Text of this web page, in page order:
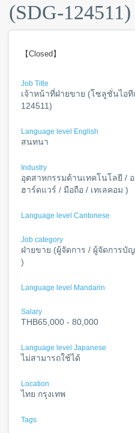
(SDG-124511)
【Closed】
Job Title
เจ้าหน้าที่ฝ่ายขาย (โซลูชั่นไอที
124511)
Language level English
สนทนา
Industry
อุตสาหกรรมด้านเทคโนโลยี /
ฮาร์ดแวร์ / มือถือ / เทเลคอม )
Language level Cantonese
Job category
ฝ่ายขาย (ผู้จัดการ / ผู้จัดการบั
)
Language level Mandarin
Salary
THB65,000 - 80,000
Language level Japanese
ไม่สามารถใช้ได้
Location
ไทย กรุงเทพ
Tags